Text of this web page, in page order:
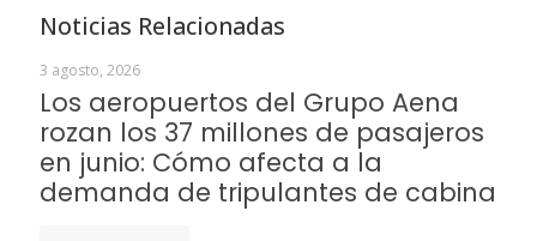
Noticias Relacionadas
3 agosto, 2026
Los aeropuertos del Grupo Aena
rozan los 37 millones de pasajeros
en junio: Cómo afecta a la
demanda de tripulantes de cabina